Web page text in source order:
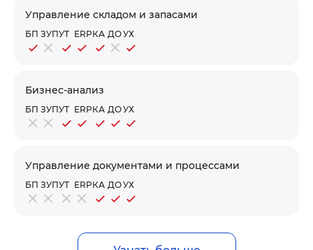
Управление складом и запасами
БП ЗУПУТ ERPКА ДОУХ
Бизнес-анализ
БП ЗУПУТ ERPКА ДОУХ
Управление документами и процессами
БП ЗУПУТ ERPКА ДОУХ
Производство